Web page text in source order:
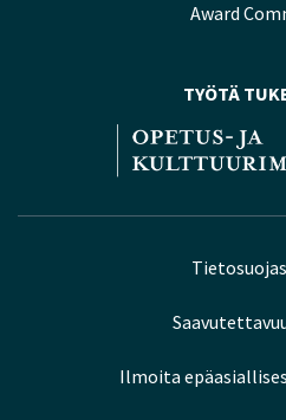
Award
TYÖTÄ
Ilmoita